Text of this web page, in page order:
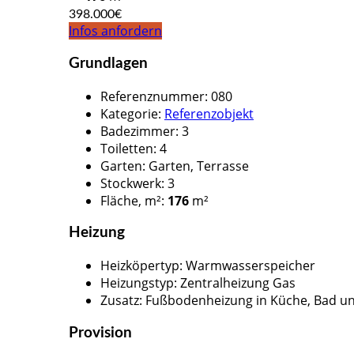
398.000€
Infos anfordern
Grundlagen
Referenznummer: 080
Kategorie: Referenzobjekt
Badezimmer: 3
Toiletten: 4
Garten: Garten, Terrasse
Stockwerk: 3
Fläche, m²: 176 m²
Heizung
Heizköpertyp: Warmwasserspeicher
Heizungstyp: Zentralheizung Gas
Zusatz: Fußbodenheizung in Küche, Bad
Provision